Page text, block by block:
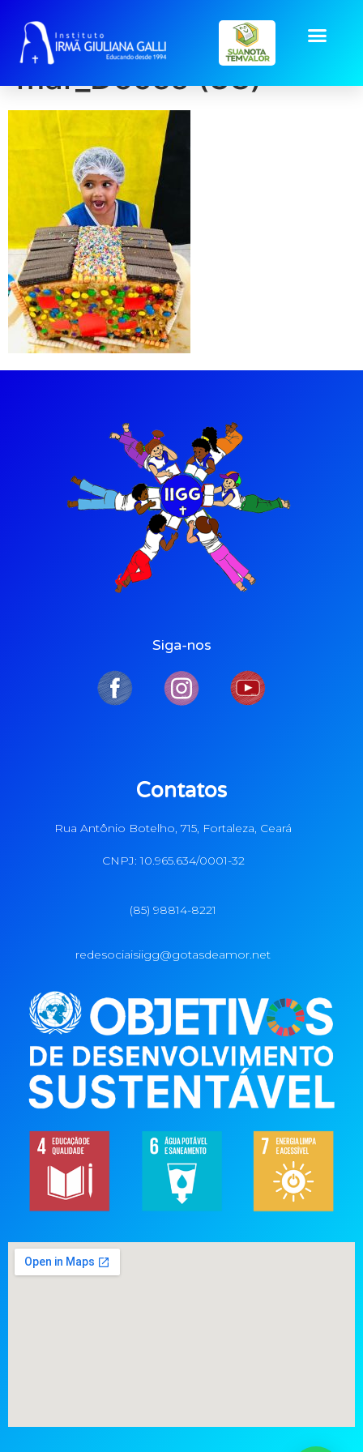
galeria2026-
mar_Doces (38)
Siga-nos
Contatos
Rua Antônio Botelho, 715, Fortaleza, Ceará
CNPJ: 10.965.634/0001-32
(85) 98814-8221
redesociaisiigg@gotasdeamor.net